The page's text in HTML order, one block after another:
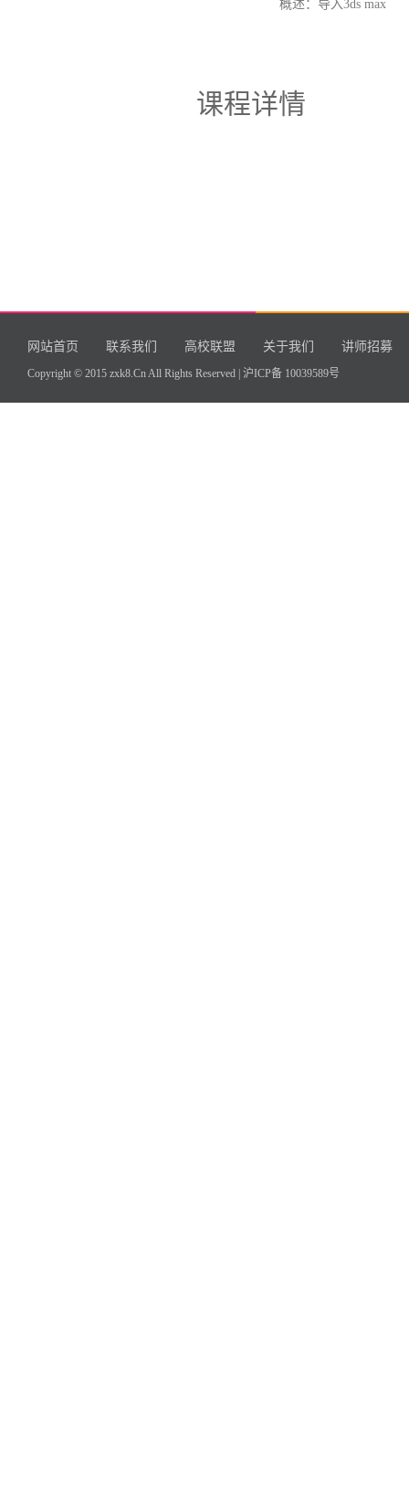
概述：导入3ds max
课程详情
网站首页 联系我们 高校联盟 关于我们 讲师招募
Copyright © 2015 zxk8.Cn All Rights Reserved | 沪ICP备 10039589号